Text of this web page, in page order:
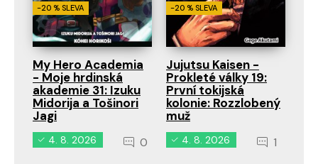
-20 % SLEVA
My Hero Academia
- Moje hrdinská
akademie 31: Izuku
Midorija a Tošinori
Jagi
4. 8. 2026 0
-20 % SLEVA
Jujutsu Kaisen -
Prokleté války 19:
První tokijská
kolonie: Rozzlobený
muž
4. 8. 2026 1